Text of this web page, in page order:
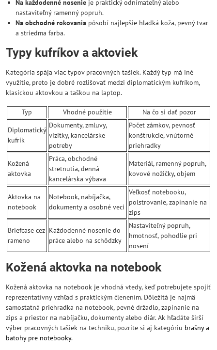
Na každodenné nosenie je praktický odnímateľný alebo
nastaviteľný ramenný popruh.
Na obchodné rokovania pôsobí najlepšie hladká koža, pevný tvar
a striedma farba.
Typy kufríkov a aktoviek
Kategória spája viac typov pracovných tašiek. Každý typ má iné
využitie, preto je dobré rozlišovať medzi diplomatickým kufríkom,
klasickou aktovkou a taškou na laptop.
Typ Vhodné použitie Na čo si dať pozor
Diplomatický
kufrík
Dokumenty, zmluvy,
vizitky, kancelárske
potreby
Počet zámkov, pevnosť
konštrukcie, vnútorné
priehradky
Kožená
aktovka
Práca, obchodné
stretnutia, denná
kancelárska výbava
Materiál, ramenný popruh,
kovové nožičky, objem
Aktovka na
notebook
Notebook, nabíjačka,
dokumenty a osobné veci
Veľkosť notebooku,
polstrovanie, zapínanie na
zips
Briefcase cez
rameno
Každodenné nosenie do
práce alebo na schôdzky
Nastaviteľný popruh,
hmotnosť, pohodlie pri
nosení
Kožená aktovka na notebook
Kožená aktovka na notebook je vhodná vtedy, keď potrebujete spojiť
reprezentatívny vzhľad s praktickým členením. Dôležitá je najmä
samostatná priehradka na notebook, pevné držadlo, zapínanie na
zips a priestor na nabíjačku, dokumenty alebo diár. Ak hľadáte širší
výber pracovných tašiek na techniku, pozrite si aj kategóriu brašny a
batohy pre notebooky.